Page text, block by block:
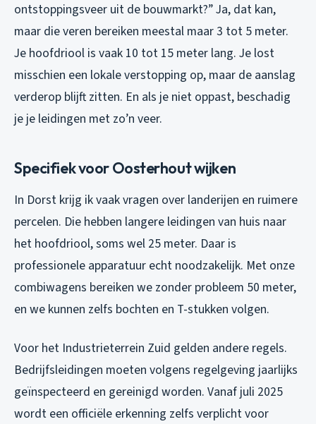
ontstoppingsveer uit de bouwmarkt?” Ja, dat kan,
maar die veren bereiken meestal maar 3 tot 5 meter.
Je hoofdriool is vaak 10 tot 15 meter lang. Je lost
misschien een lokale verstopping op, maar de aanslag
verderop blijft zitten. En als je niet oppast, beschadig
je je leidingen met zo’n veer.
Specifiek voor Oosterhout wijken
In Dorst krijg ik vaak vragen over landerijen en ruimere
percelen. Die hebben langere leidingen van huis naar
het hoofdriool, soms wel 25 meter. Daar is
professionele apparatuur echt noodzakelijk. Met onze
combiwagens bereiken we zonder probleem 50 meter,
en we kunnen zelfs bochten en T-stukken volgen.
Voor het Industrieterrein Zuid gelden andere regels.
Bedrijfsleidingen moeten volgens regelgeving jaarlijks
geïnspecteerd en gereinigd worden. Vanaf juli 2025
wordt een officiële erkenning zelfs verplicht voor